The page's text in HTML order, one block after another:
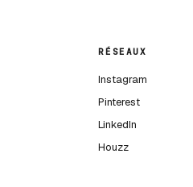
RÉSEAUX
Instagram
Pinterest
LinkedIn
Houzz